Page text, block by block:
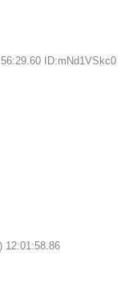
ID:mNd1VSkc0
12:01:58.86